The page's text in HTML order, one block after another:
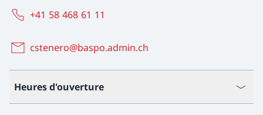
+41 58 468 61 11
cstenero@baspo.admin.ch
Heures d'ouverture